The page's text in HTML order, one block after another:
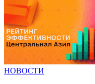
НОВОСТИ